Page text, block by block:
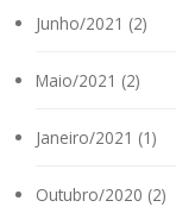
Junho/2021 (2)
Maio/2021 (2)
Janeiro/2021 (1)
Outubro/2020 (2)